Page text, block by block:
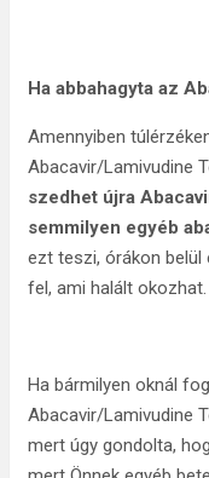
Ha abbahagyta az
Amennyiben
Abacavir/Lamivudine
szedhet újra
semmilyen egyéb
ezt teszi, órákon belül
fel, ami halált okozhat.
Ha bármilyen oknál
Abacavir/Lamivudine
mert úgy gondolta,